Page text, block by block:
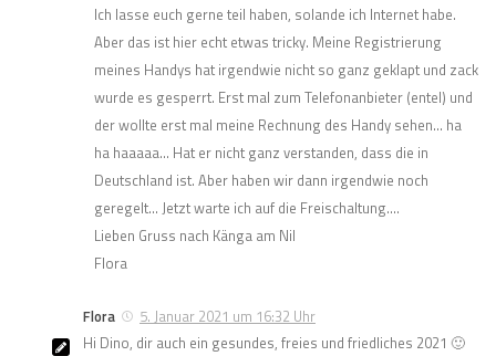
Ich lasse euch gerne teil haben, solande ich Internet habe.
Aber das ist hier echt etwas tricky. Meine Registrierung
meines Handys hat irgendwie nicht so ganz geklapt und zack
wurde es gesperrt. Erst mal zum Telefonanbieter (entel) und
der wollte erst mal meine Rechnung des Handy sehen… ha
ha haaaaa… Hat er nicht ganz verstanden, dass die in
Deutschland ist. Aber haben wir dann irgendwie noch
geregelt… Jetzt warte ich auf die Freischaltung….
Lieben Gruss nach Känga am Nil
Flora
Flora
5. Januar 2021 um 16:32 Uhr
Hi Dino, dir auch ein gesundes, freies und friedliches 2021 🙂